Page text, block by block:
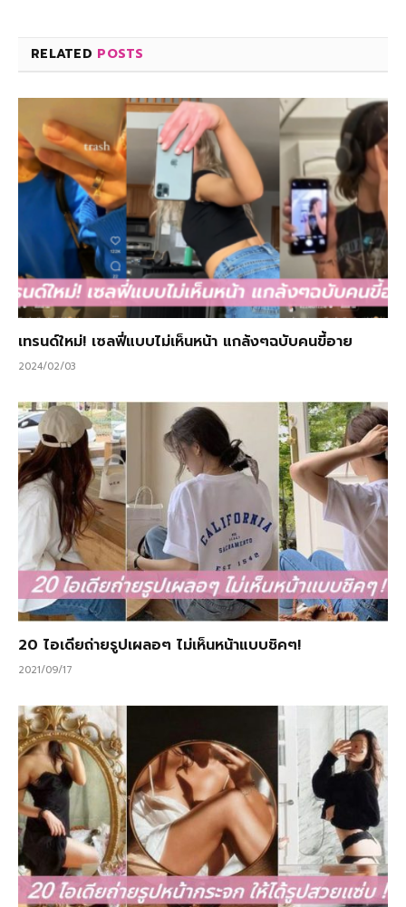
RELATED POSTS
เทรนด์ใหม่! เซลฟี่แบบไม่เห็นหน้า แกล้งๆฉบับคนขี้อาย
2024/02/03
20 ไอเดียถ่ายรูปเผลอๆ ไม่เห็นหน้าแบบชิคๆ!
2021/09/17